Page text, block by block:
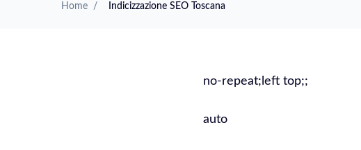
Home / Indicizzazione SEO Toscana
no-repeat;left top;;
auto